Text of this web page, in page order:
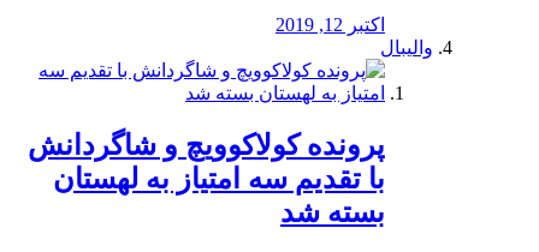
اکتبر 12, 2019
والیبال
پرونده کولاکوویچ و شاگردانش
با تقدیم سه امتیاز به لهستان
بسته شد